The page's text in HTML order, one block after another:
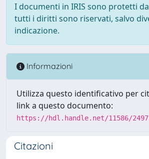
I documenti in IRIS sono protetti
tutti i diritti sono riservati, salvo
indicazione.
Informazioni
Utilizza questo identificativo per
link a questo documento:
https://hdl.handle.net/11586/
Citazioni